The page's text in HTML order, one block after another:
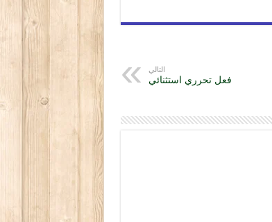
التالي
فعل تحرري استثنائي